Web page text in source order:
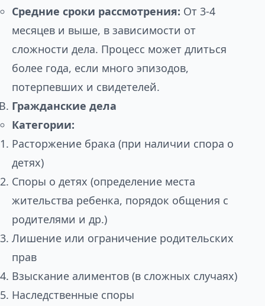
Средние сроки рассмотрения: От 3-4
месяцев и выше, в зависимости от
сложности дела. Процесс может длиться
более года, если много эпизодов,
потерпевших и свидетелей.
Гражданские дела
Категории:
Расторжение брака (при наличии спора о
детях)
Споры о детях (определение места
жительства ребенка, порядок общения с
родителями и др.)
Лишение или ограничение родительских
прав
Взыскание алиментов (в сложных случаях)
Наследственные споры